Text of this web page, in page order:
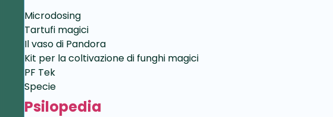
Microdosing
Tartufi magici
Il vaso di Pandora
Kit per la coltivazione di funghi magici
PF Tek
Specie
Psilopedia